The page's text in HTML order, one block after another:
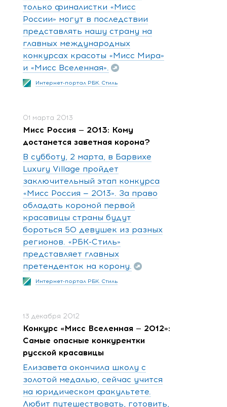
только финалистки «Мисс
России» могут в последствии
представлять нашу страну на
главных международных
конкурсах красоты «Мисс Мира»
и «Мисс Вселенная».
Интернет-портал РБК. Стиль
01 марта 2013
Мисс Россия — 2013: Кому
достанется заветная корона?
В субботу, 2 марта, в Барвихе
Luxury Village пройдет
заключительный этап конкурса
«Мисс Россия — 2013». За право
обладать короной первой
красавицы страны будут
бороться 50 девушек из разных
регионов. «РБК-Стиль»
представляет главных
претенденток на корону.
Интернет-портал РБК. Стиль
13 декабря 2012
Конкурс «Мисс Вселенная — 2012»:
Самые опасные конкурентки
русской красавицы
Елизавета окончила школу с
золотой медалью, сейчас учится
на юридическом факультете.
Любит путешествовать, готовить,